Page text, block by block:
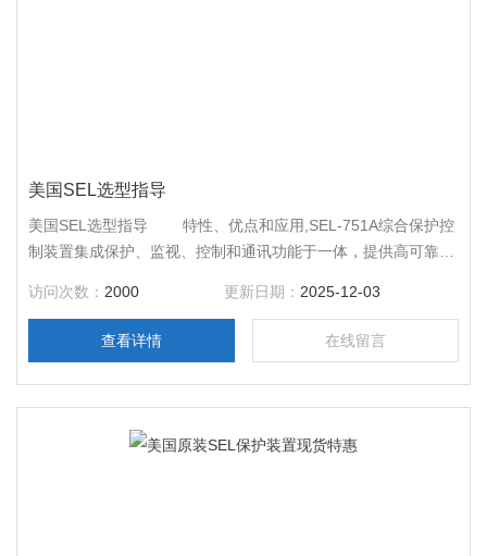
美国SEL选型指导
美国SEL选型指导 特性、优点和应用,SEL-751A综合保护控
制装置集成保护、监视、控制和通讯功能于一体，提供高可靠性
访问次数： 2000 更新日期： 2025-12-03
查看详情 在线留言